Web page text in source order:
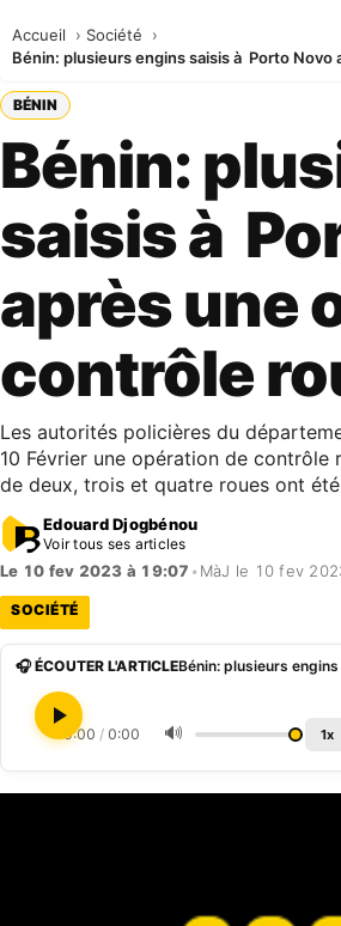
Accueil
Société
Bénin: plusieurs engins saisis à Porto
BÉNIN
Bénin:
saisis à
après une
contrôle
Les autorités policières du
10 Février une opération de contrôle
de deux, trois et quatre roues ont
Edouard Djogbénou
Voir tous ses articles
Le 10 fev 2023 à 19:07 • MàJ le 10 fev
SOCIÉTÉ
🎧 ÉCOUTER L'ARTICLE
0:00 / 0:00 🔊 1x